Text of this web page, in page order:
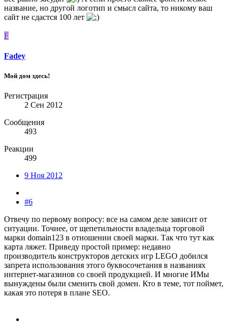
название, но другой логотип и смысл сайта, то никому ваш
сайт не сдастся 100 лет
F
Fadey
Мой дом здесь!
Регистрация
2 Сен 2012
Сообщения
493
Реакции
499
9 Ноя 2012
#6
Отвечу по первому вопросу: все на самом деле зависит от
ситуации. Точнее, от щепетильности владельца торговой
марки domain123 в отношении своей марки. Так что тут как
карта ляжет. Приведу простой пример: недавно
производитель конструкторов детских игр LEGO добился
запрета использования этого буквосочетания в названиях
интернет-магазинов со своей продукцией. И многие ИМы
вынуждены были сменить свой домен. Кто в теме, тот поймет,
какая это потеря в плане SEO.